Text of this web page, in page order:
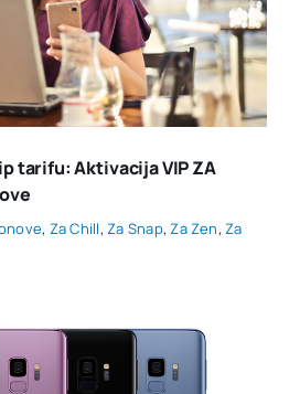
tarifu: Aktivacija VIP ZA
, Za Chill,Za Snap,Za Zen,Za